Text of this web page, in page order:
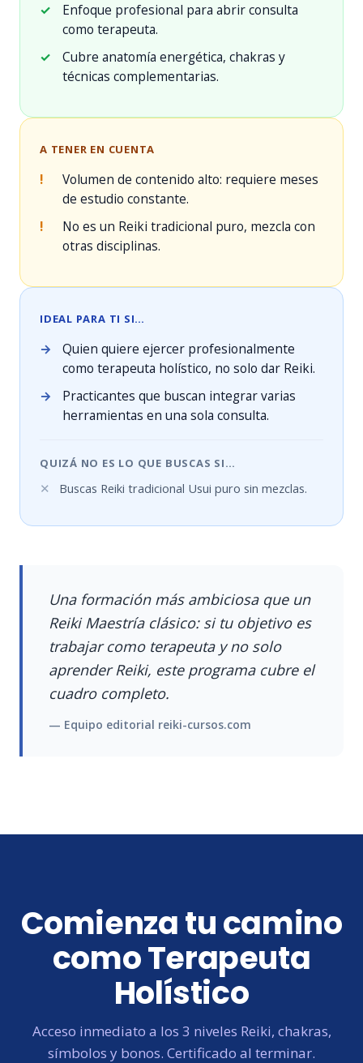
✓
Enfoque profesional para abrir consulta
como terapeuta.
✓
Cubre anatomía energética, chakras y
técnicas complementarias.
A TENER EN CUENTA
!
Volumen de contenido alto: requiere meses
de estudio constante.
!
No es un Reiki tradicional puro, mezcla con
otras disciplinas.
IDEAL PARA TI SI…
→
Quien quiere ejercer profesionalmente
como terapeuta holístico, no solo dar Reiki.
→
Practicantes que buscan integrar varias
herramientas en una sola consulta.
QUIZÁ NO ES LO QUE BUSCAS SI…
✕ Buscas Reiki tradicional Usui puro sin mezclas.
Una formación más ambiciosa que un
Reiki Maestría clásico: si tu objetivo es
trabajar como terapeuta y no solo
aprender Reiki, este programa cubre el
cuadro completo.
— Equipo editorial reiki-cursos.com
Comienza tu camino
como Terapeuta
Holístico
Acceso inmediato a los 3 niveles Reiki, chakras,
símbolos y bonos. Certificado al terminar.